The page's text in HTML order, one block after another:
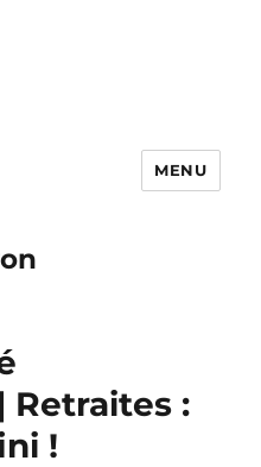
MENU
:
!